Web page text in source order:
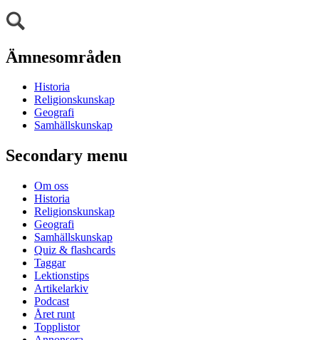
Ämnesområden
Historia
Religionskunskap
Geografi
Samhällskunskap
Secondary menu
Om oss
Historia
Religionskunskap
Geografi
Samhällskunskap
Quiz & flashcards
Taggar
Lektionstips
Artikelarkiv
Podcast
Året runt
Topplistor